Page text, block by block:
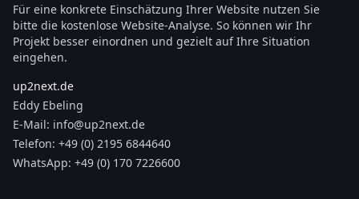
Für eine konkrete Einschätzung Ihrer Website nutzen Sie
bitte die kostenlose Website-Analyse. So können wir Ihr
Projekt besser einordnen und gezielt auf Ihre Situation
eingehen.
up2next.de
Eddy Ebeling
E-Mail: info@up2next.de
Telefon: +49 (0) 2195 6844640
WhatsApp: +49 (0) 170 7226600